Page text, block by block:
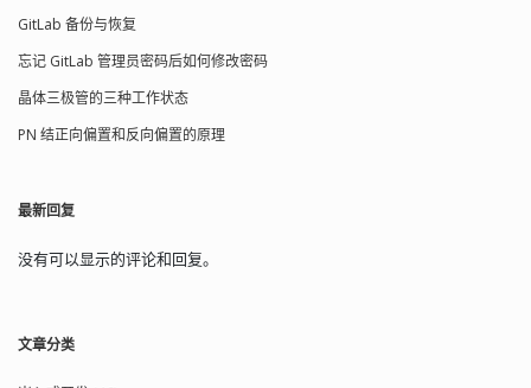
GitLab 备份与恢复
忘记 GitLab 管理员密码后如何修改密码
晶体三极管的三种工作状态
PN 结正向偏置和反向偏置的原理
最新回复
没有可以显示的评论和回复。
文章分类